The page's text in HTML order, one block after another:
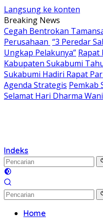
Langsung ke konten
Breaking News
Cegah Bentrokan
Perusahaan “3 Peredar
Ungkap Pelakunya” Rapat
Kabupaten Sukabumi
Sukabumi Hadiri Rapat
Agenda Strategis Pemkab
Selamat Hari Dharma
Indeks
Home